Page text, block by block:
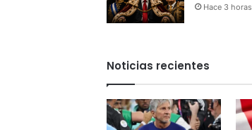
Hace 3 horas
Noticias recientes